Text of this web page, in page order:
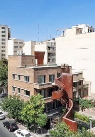
اجتماعی
حیات وحش
سیاست خارجی